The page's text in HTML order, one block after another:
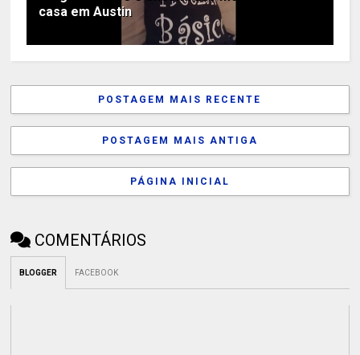
casa em Austin
POSTAGEM MAIS RECENTE
POSTAGEM MAIS ANTIGA
PÁGINA INICIAL
COMENTÁRIOS
BLOGGER FACEBOOK